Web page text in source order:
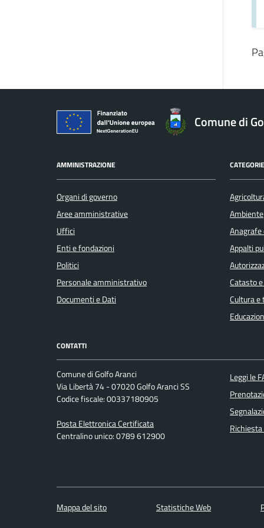
Comune di
AMMINISTRAZIONE
Organi di governo
Aree amministrative
Uffici
Enti e fondazioni
Politici
Personale amministrativo
Documenti e Dati
Ambiente
Appalti
Catasto
Cultura e
CONTATTI
Comune di Golfo Aranci
Via Libertà 74 - 07020 Golfo Aranci SS
Codice fiscale: 00337180905
Posta Elettronica Certificata
Centralino unico: 0789 612900
Leggi le
Mappa del sito Statistiche Web